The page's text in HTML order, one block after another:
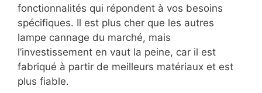
fonctionnalités qui répondent à vos besoins
spécifiques. Il est plus cher que les autres
lampe cannage du marché, mais
l’investissement en vaut la peine, car il est
fabriqué à partir de meilleurs matériaux et est
plus fiable.